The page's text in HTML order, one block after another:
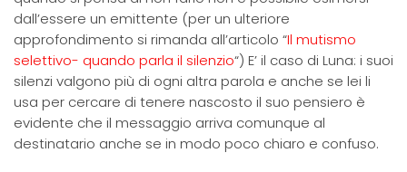
dall’essere un emittente (per un ulteriore
approfondimento si rimanda all’articolo “Il mutismo
selettivo- quando parla il silenzio“) E’ il caso di Luna: i suoi
silenzi valgono più di ogni altra parola e anche se lei li
usa per cercare di tenere nascosto il suo pensiero è
evidente che il messaggio arriva comunque al
destinatario anche se in modo poco chiaro e confuso.